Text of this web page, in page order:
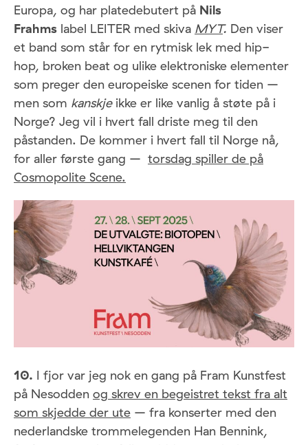
Europa, og har platedebutert på Nils
Frahms label LEITER med skiva MYT. Den viser
et band som står for en rytmisk lek med hip-
hop, broken beat og ulike elektroniske elementer
som preger den europeiske scenen for tiden –
men som kanskje ikke er like vanlig å støte på i
Norge? Jeg vil i hvert fall driste meg til den
påstanden. De kommer i hvert fall til Norge nå,
for aller første gang – torsdag spiller de på
Cosmopolite Scene.
10. I fjor var jeg nok en gang på Fram Kunstfest
på Nesodden og skrev en begeistret tekst fra alt
som skjedde der ute – fra konserter med den
nederlandske trommelegenden Han Bennink,